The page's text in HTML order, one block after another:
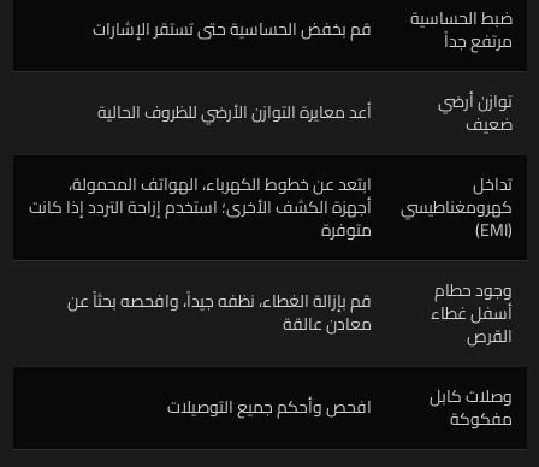
ضبط الحساسية
مرتفع جداً قم بخفض الحساسية حتى تستقر الإشارات
توازن أرضي
ضعيف أعد معايرة التوازن الأرضي للظروف الحالية
تداخل
كهرومغناطيسي
(EMI)
ابتعد عن خطوط الكهرباء، الهواتف المحمولة،
أجهزة الكشف الأخرى؛ استخدم إزاحة التردد إذا كانت
متوفرة
وجود حطام
أسفل غطاء
القرص
قم بإزالة الغطاء، نظفه جيداً، وافحصه بحثاً عن
معادن عالقة
وصلات كابل
مفكوكة افحص وأحكم جميع التوصيلات